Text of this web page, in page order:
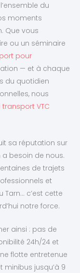
du
moments
Que vous
ou un séminaire
pour
— et à chaque
du quotidien
nous
VTC
sa réputation sur
besoin de nous.
de trajets
et
c’est cette
notre force.
ainsi : pas de
24h/24 et
flotte entretenue
jusqu’à 9